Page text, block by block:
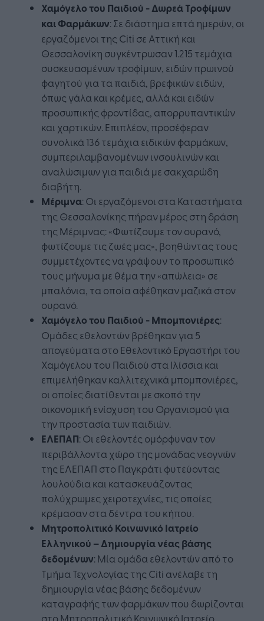
Χαμόγελο του Παιδιού - Δωρεά Τροφίμων
και Φαρμάκων: Σε διάστημα επτά ημερών, οι
εργαζόμενοι της Citi σε Αττική και
Θεσσαλονίκη συγκέντρωσαν 1.215 τεμάχια
συσκευασμένων τροφίμων, ειδών πρωινού
φαγητού για τα παιδιά, βρεφικών ειδών,
όπως γάλα και κρέμες, αλλά και ειδών
προσωπικής φροντίδας, απορρυπαντικών
και χαρτικών. Επιπλέον, προσέφεραν
συνολικά 136 τεμάχια ειδικών φαρμάκων,
συμπεριλαμβανομένων ινσουλινών και
αναλώσιμων για παιδιά με σακχαρώδη
διαβήτη.
Μέριμνα: Οι εργαζόμενοι στα Καταστήματα
της Θεσσαλονίκης πήραν μέρος στη δράση
της Μέριμνας: «Φωτίζουμε τον ουρανό,
φωτίζουμε τις ζωές μας», βοηθώντας τους
συμμετέχοντες να γράψουν το προσωπικό
τους μήνυμα με θέμα την «απώλεια» σε
μπαλόνια, τα οποία αφέθηκαν μαζικά στον
ουρανό.
Χαμόγελο του Παιδιού - Μπομπονιέρες:
Ομάδες εθελοντών βρέθηκαν για 5
απογεύματα στο Εθελοντικό Εργαστήρι του
Χαμόγελου του Παιδιού στα Ιλίσσια και
επιμελήθηκαν καλλιτεχνικά μπομπονιέρες,
οι οποίες διατίθενται με σκοπό την
οικονομική ενίσχυση του Οργανισμού για
την προστασία των παιδιών.
ΕΛΕΠΑΠ: Οι εθελοντές ομόρφυναν τον
περιβάλλοντα χώρο της μονάδας νεογνών
της ΕΛΕΠΑΠ στο Παγκράτι φυτεύοντας
λουλούδια και κατασκευάζοντας
πολύχρωμες χειροτεχνίες, τις οποίες
κρέμασαν στα δέντρα του κήπου.
Μητροπολιτικό Κοινωνικό Ιατρείο
Ελληνικού – Δημιουργία νέας βάσης
δεδομένων: Μία ομάδα εθελοντών από το
Τμήμα Τεχνολογίας της Citi ανέλαβε τη
δημιουργία νέας βάσης δεδομένων
καταγραφής των φαρμάκων που δωρίζονται
στο Μητροπολιτικό Κοινωνικό Ιατρείο